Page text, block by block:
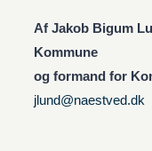
Af Jakob Bigum
Kommune
og formand for
jlund@naestved.dk